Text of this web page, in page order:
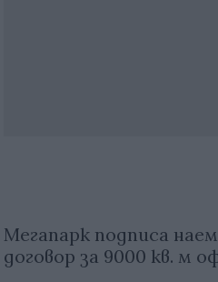
Мегапарк подписа
договор за 9000 кв. м